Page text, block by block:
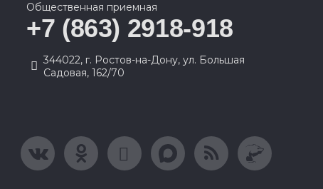
Общественная приемная
+7 (863) 2918-918
344022, г. Ростов-на-Дону, ул. Большая
Садовая, 162/70